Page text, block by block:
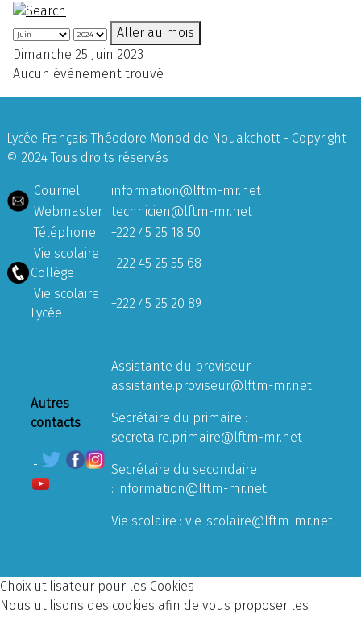
Aller au mois
Dimanche 25 Juin 2023
Aucun évènement trouvé
Lycée Français Théodore Monod de Nouakchott - Copyright
© 2024 Tous droits réservés
Courriel
information@lftm-mr.net
Webmaster technicien@lftm-mr.net
Téléphone
+222 45 25 18 50
Vie scolaire
Collège
+222 45 25 55 68
Vie scolaire
Lycée
+222 45 25 20 89
Autres
contacts
Assistante du proviseur :
assistante.proviseur@lftm-mr.net
Secrétaire du primaire :
secretaire.primaire@lftm-mr.net
Secrétaire du secondaire
: information@lftm-mr.net
Vie scolaire : vie-scolaire@lftm-mr.net
Choix utilisateur pour les Cookies
Nous utilisons des cookies afin de vous proposer les